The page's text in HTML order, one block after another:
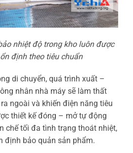
nhiệt độ trong kho luôn được
định theo tiêu chuẩn
di chuyển, quá trình xuất –
nhân nhà máy sẽ làm thất
ngoài và khiến điện năng tiêu
thiết kế đóng – mở tự động
chế tối đa tình trạng thoát nhiệt,
định bảo quản sản phẩm.